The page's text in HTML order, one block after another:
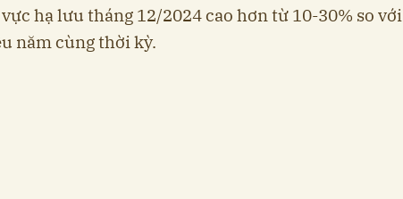
hạ lưu tháng 12/2024 cao hơn từ 10-30% so với
năm cùng thời kỳ.